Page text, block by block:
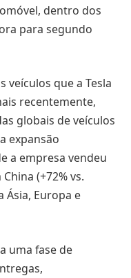
dentro dos
para segundo
veículos que a Tesla
recentemente,
globais de veículos
expansão
a empresa vendeu
(+72% vs.
Ásia, Europa e
uma fase de